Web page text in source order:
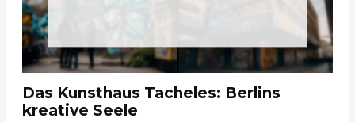
Das Kunsthaus Tacheles: Berlins
kreative Seele